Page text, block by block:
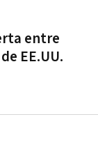
entre
EE.UU.